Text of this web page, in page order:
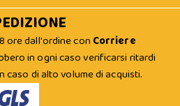
ore dall'ordine con Corriere
in ogni caso verificarsi ritardi
caso di alto volume di acquisti.